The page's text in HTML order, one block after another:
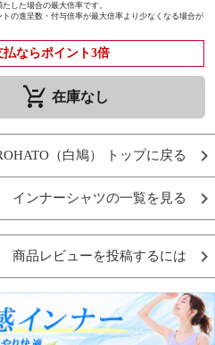
した場合の最大倍率です。
の進呈数・付与倍率が最大倍率より少なくなる場合が
ならポイント3倍
remove_shopping_cart 在庫なし
（白鳩） トップに戻る
インナーシャツの一覧を見る
商品レビューを投稿するには